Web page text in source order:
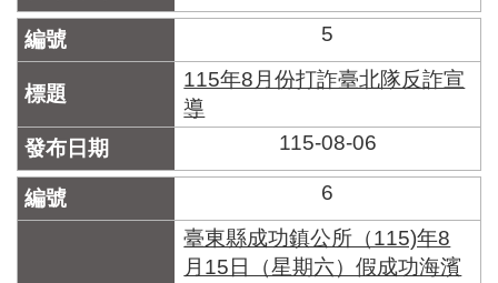
名
冊
5
115年8月份打詐臺北隊反詐宣
導
115-08-06
6
臺東縣成功鎮公所（115)年8
月15日（星期六）假成功海濱